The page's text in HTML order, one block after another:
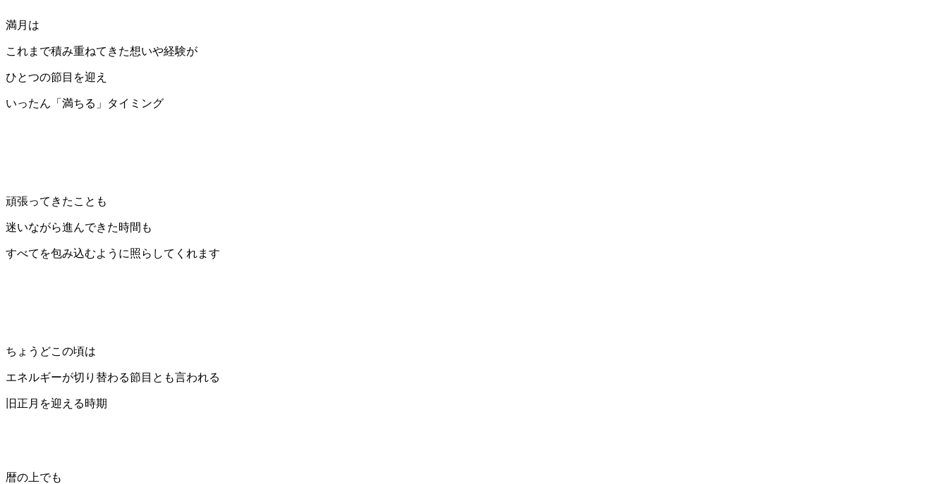
満月は
これまで積み重ねてきた想いや経験が
ひとつの節目を迎え
いったん「満ちる」タイミング
頑張ってきたことも
迷いながら進んできた時間も
すべてを包み込むように照らしてくれます
ちょうどこの頃は
エネルギーが切り替わる節目とも言われる
旧正月を迎える時期
暦の上でも